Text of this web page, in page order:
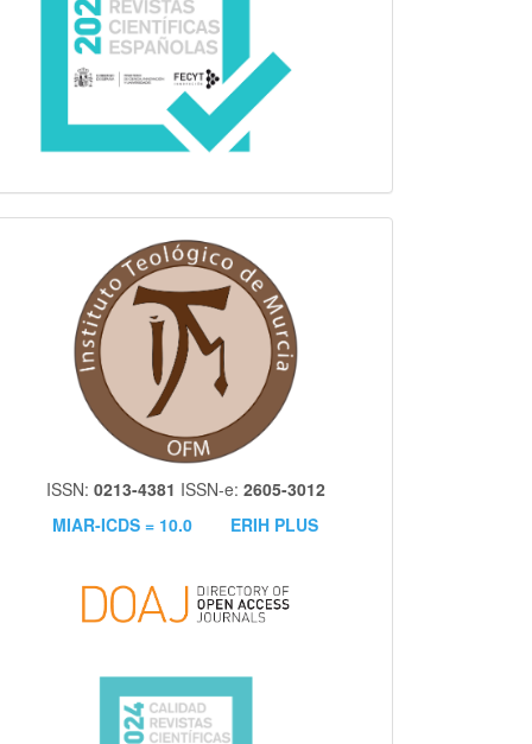
ISSN: 0213-4381 ISSN-e: 2605-3012
MIAR-ICDS = 10.0
ERIH PLUS